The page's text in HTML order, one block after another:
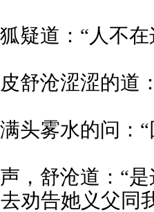
疑道：“人不在
舒沧涩涩的道
头雾水的问：
，舒沧道：“
劝告她义父同